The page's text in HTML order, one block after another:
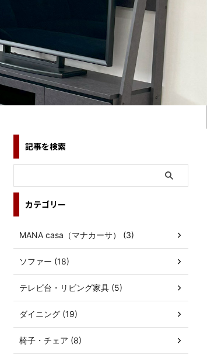
記事を検索
カテゴリー
MANA casa（マナカーサ） (3)
ソファー (18)
テレビ台・リビング家具 (5)
ダイニング (19)
椅子・チェア (8)